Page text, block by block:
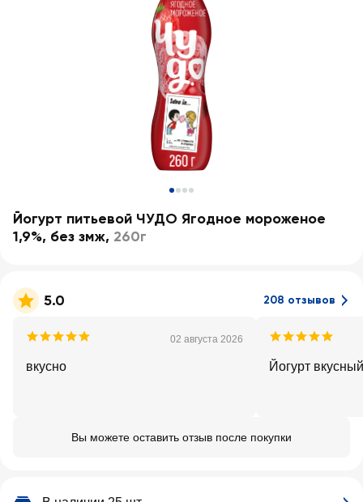
Йогурт питьевой ЧУДО Ягодное мороженое
1,9%, без змж, 260г
5.0 208 отзывов
02 августа 2026
вкусно Йогурт
Вы можете оставить отзыв после покупки